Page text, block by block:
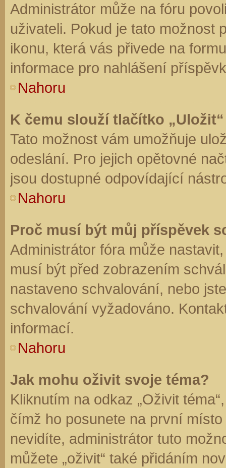
Administrátor může na fóru
uživateli. Pokud je tato možnost
ikonu, která vás přivede na
informace pro nahlášení
Nahoru
K čemu slouží tlačítko
Tato možnost vám umožňuje
odeslání. Pro jejich opětovné
jsou dostupné odpovídající
Nahoru
Proč musí být můj příspěvek
Administrátor fóra může
musí být před zobrazením
nastaveno schvalování, nebo
schvalování vyžadováno.
informací.
Nahoru
Jak mohu oživit svoje téma?
Kliknutím na odkaz „Oživit
čímž ho posunete na první
nevidíte, administrátor tuto
můžete „oživit“ také přidáním